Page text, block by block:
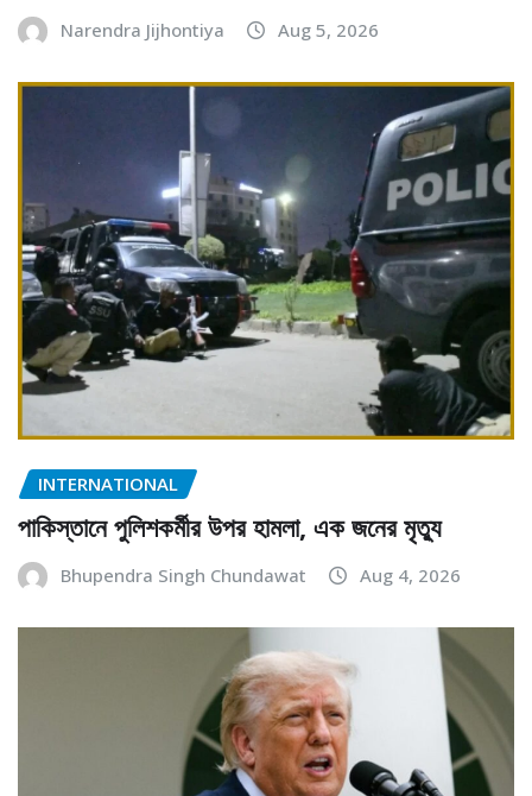
Narendra Jijhontiya Aug 5, 2026
INTERNATIONAL
পাকিস্তানে পুলিশকর্মীর উপর হামলা, এক জনের মৃত্যু
Bhupendra Singh Chundawat Aug 4, 2026